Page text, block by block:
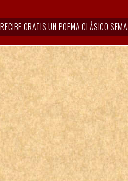
RECIBE GRATIS UN POEMA CLÁSICO